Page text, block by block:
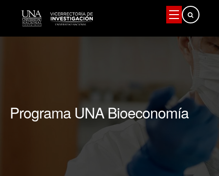
Programa UNA Bioeconomía